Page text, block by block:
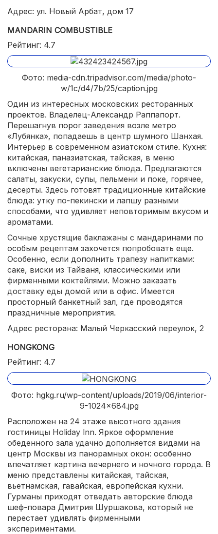
Адрес: ул. Новый Арбат, дом 17
MANDARIN COMBUSTIBLE
Рейтинг: 4.7
Фото: media-cdn.tripadvisor.com/media/photo-
w/1c/d4/7b/25/caption.jpg
Один из интересных московских ресторанных
проектов. Владелец-Александр Раппапорт.
Перешагнув порог заведения возле метро
«Лубянка», попадаешь в центр шумного Шанхая.
Интерьер в современном азиатском стиле. Кухня:
китайская, паназиатская, тайская, в меню
включены вегетарианские блюда. Предлагаются
салаты, закуски, супы, пельмени и поке, горячее,
десерты. Здесь готовят традиционные китайские
блюда: утку по-пекински и лапшу разными
способами, что удивляет неповторимым вкусом и
ароматами.
Сочные хрустящие баклажаны с мандаринами по
особым рецептам захочется попробовать еще.
Особенно, если дополнить трапезу напитками:
саке, виски из Тайваня, классическими или
фирменными коктейлями. Можно заказать
доставку еды домой или в офис. Имеется
просторный банкетный зал, где проводятся
праздничные мероприятия.
Адрес ресторана: Малый Черкасский переулок, 2
HONGKONG
Рейтинг: 4.7
Фото: hgkg.ru/wp-content/uploads/2019/06/interior-
9-1024x684.jpg
Расположен на 24 этаже высотного здания
гостиницы Holiday lnn. Яркое оформление
обеденного зала удачно дополняется видами на
центр Москвы из панорамных окон: особенно
впечатляет картина вечернего и ночного города. В
меню представлены китайская, тайская,
вьетнамская, гавайская, европейская кухни.
Гурманы приходят отведать авторские блюда
шеф-повара Дмитрия Шуршакова, который не
перестает удивлять фирменными
экспериментами.